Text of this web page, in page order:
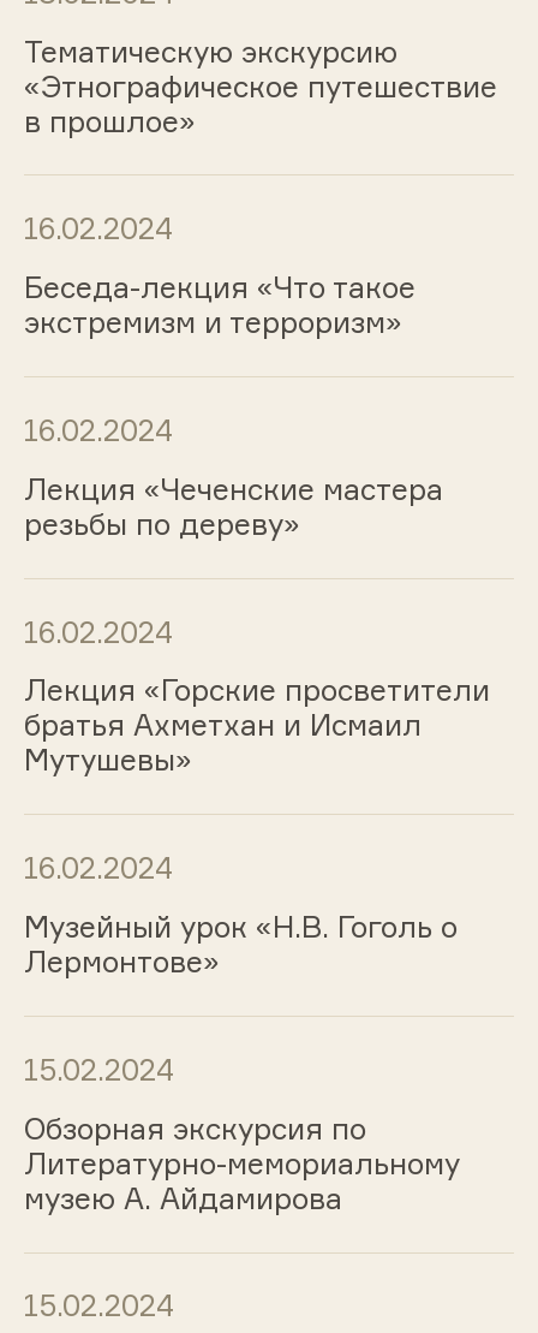
Тематическую экскурсию
«Этнографическое путешествие
в прошлое»
16.02.2024
Беседа-лекция «Что такое
экстремизм и терроризм»
16.02.2024
Лекция «Чеченские мастера
резьбы по дереву»
16.02.2024
Лекция «Горские просветители
братья Ахметхан и Исмаил
Мутушевы»
16.02.2024
Музейный урок «Н.В. Гоголь о
Лермонтове»
15.02.2024
Обзорная экскурсия по
Литературно-мемориальному
музею А. Айдамирова
15.02.2024